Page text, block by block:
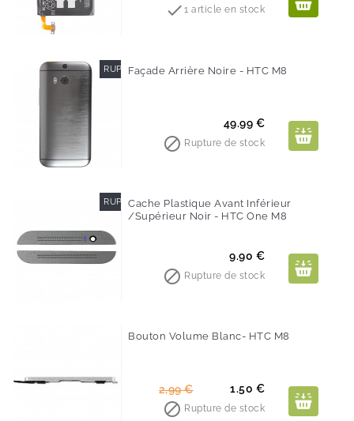
1 article en stock
RUPTURE DE STOCK
Façade Arrière Noire - HTC M8
Prix
49.99 €
 Rupture de stock
RUPTURE DE STOCK
Cache Plastique Avant Inférieur
/supérieur Noir - HTC One M8
Prix
9.90 €
 Rupture de stock
Bouton Volume Blanc- HTC M8
Prix
de
2,99 €Prix 1.50 €
 Rupture de stock